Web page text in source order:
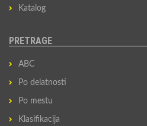
Katalog
PRETRAGE
ABC
Po delatnosti
Po mestu
Klasifikacija